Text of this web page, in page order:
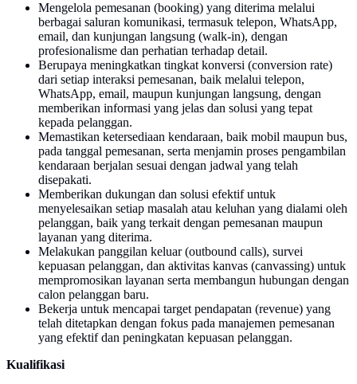
Mengelola pemesanan (booking) yang diterima melalui
berbagai saluran komunikasi, termasuk telepon, WhatsApp,
email, dan kunjungan langsung (walk-in), dengan
profesionalisme dan perhatian terhadap detail.
Berupaya meningkatkan tingkat konversi (conversion rate)
dari setiap interaksi pemesanan, baik melalui telepon,
WhatsApp, email, maupun kunjungan langsung, dengan
memberikan informasi yang jelas dan solusi yang tepat
kepada pelanggan.
Memastikan ketersediaan kendaraan, baik mobil maupun bus,
pada tanggal pemesanan, serta menjamin proses pengambilan
kendaraan berjalan sesuai dengan jadwal yang telah
disepakati.
Memberikan dukungan dan solusi efektif untuk
menyelesaikan setiap masalah atau keluhan yang dialami oleh
pelanggan, baik yang terkait dengan pemesanan maupun
layanan yang diterima.
Melakukan panggilan keluar (outbound calls), survei
kepuasan pelanggan, dan aktivitas kanvas (canvassing) untuk
mempromosikan layanan serta membangun hubungan dengan
calon pelanggan baru.
Bekerja untuk mencapai target pendapatan (revenue) yang
telah ditetapkan dengan fokus pada manajemen pemesanan
yang efektif dan peningkatan kepuasan pelanggan.
Kualifikasi